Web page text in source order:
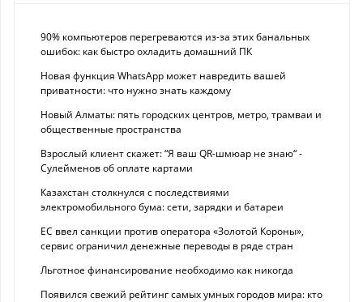
90% компьютеров перегреваются из-за этих банальных
ошибок: как быстро охладить домашний ПК
Новая функция WhatsApp может навредить вашей
приватности: что нужно знать каждому
Новый Алматы: пять городских центров, метро, трамваи и
общественные пространства
Взрослый клиент скажет: “Я ваш QR-шмюар не знаю“ -
Сулейменов об оплате картами
Казахстан столкнулся с последствиями
электромобильного бума: сети, зарядки и батареи
ЕС ввел санкции против оператора «Золотой Короны»,
сервис ограничил денежные переводы в ряде стран
Льготное финансирование необходимо как никогда
Появился свежий рейтинг самых умных городов мира: кто